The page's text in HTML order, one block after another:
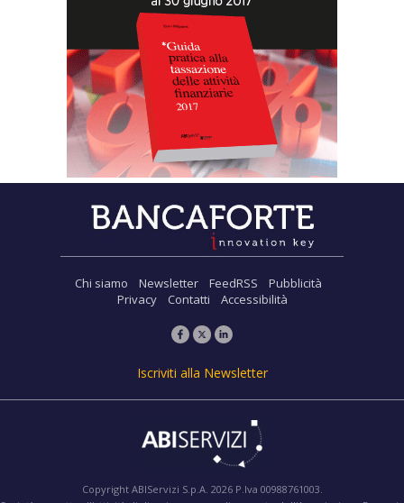
Chi siamo Newsletter FeedRSS
Pubblicità
Privacy
Contatti Accessibilità
Iscriviti alla Newsletter
Copyright ABIServizi S.p.A. 2026 P.Iva 00988761003.